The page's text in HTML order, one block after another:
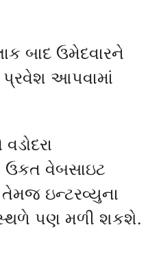
બાદ ઉમેદવારને
પ્રવેશ આપવામાં
ઉકત વેબસાઇટ
ઇન્ટરવ્યુના
સ્થળે પણ મળી શકશે.